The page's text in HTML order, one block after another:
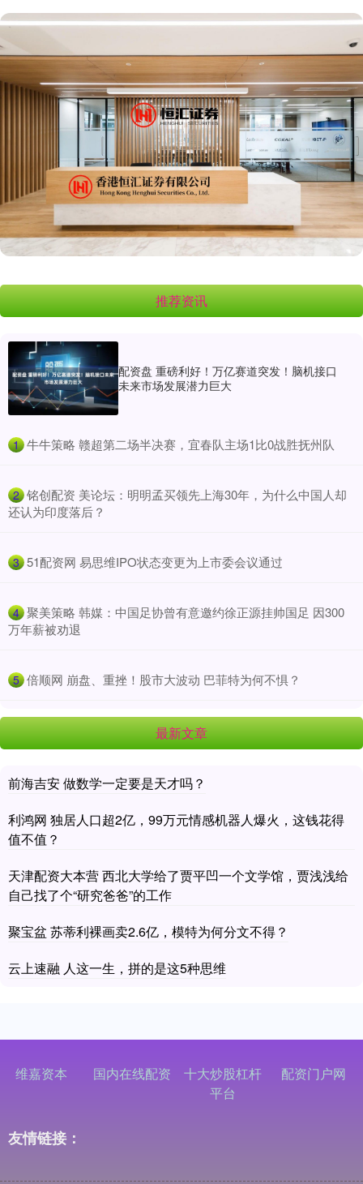
推荐资讯
配资盘 重磅利好！万亿赛道突发！脑机接口
未来市场发展潜力巨大
1 ​牛牛策略 赣超第二场半决赛，宜春队主场1比0战胜抚州队
2 ​铭创配资 美论坛：明明孟买领先上海30年，为什么中国人却
还认为印度落后？
3 ​51配资网 易思维IPO状态变更为上市委会议通过
4 ​聚美策略 韩媒：中国足协曾有意邀约徐正源挂帅国足 因300
万年薪被劝退
5 ​倍顺网 崩盘、重挫！股市大波动 巴菲特为何不惧？
最新文章
前海吉安 做数学一定要是天才吗？
利鸿网 独居人口超2亿，99万元情感机器人爆火，这钱花得
值不值？
天津配资大本营 西北大学给了贾平凹一个文学馆，贾浅浅给
自己找了个“研究爸爸”的工作
聚宝盆 苏蒂利裸画卖2.6亿，模特为何分文不得？
云上速融 人这一生，拼的是这5种思维
维嘉资本 国内在线配资
十大炒股杠杆
平台
配资门户网
友情链接：